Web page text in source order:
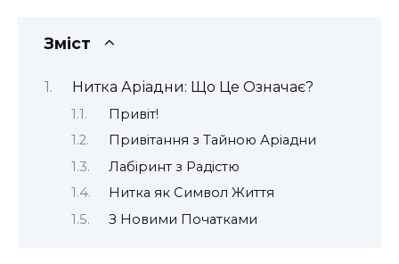
Зміст
Нитка Аріадни: Що Це Означає?
Привіт!
Привітання з Тайною Аріадни
Лабіринт з Радістю
Нитка як Символ Життя
З Новими Початками